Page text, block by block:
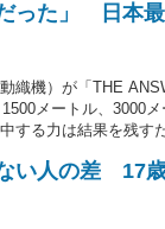
彦）った」 日本
織機）が「THE
メートル、3000
する力は結果を残
い人の差 17